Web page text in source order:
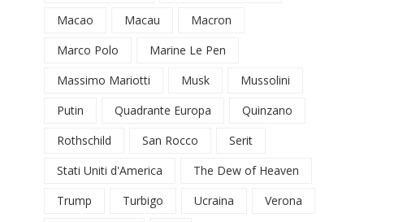
Macao
Macau
Macron
Marco Polo
Marine Le Pen
Massimo Mariotti
Musk
Mussolini
Putin
Quadrante Europa
Quinzano
Rothschild
San Rocco
Serit
Stati Uniti d'America
The Dew of Heaven
Trump
Turbigo Ucraina
Verona